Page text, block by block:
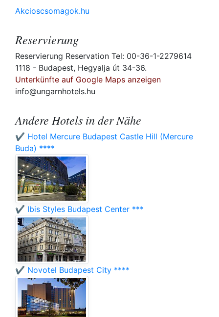
Akcioscsomagok.hu
Reservierung
Reservierung Reservation Tel: 00-36-1-2279614
1118 - Budapest, Hegyalja út 34-36.
Unterkünfte auf Google Maps anzeigen
info@ungarnhotels.hu
Andere Hotels in der Nähe
✔️ Hotel Mercure Budapest Castle Hill (Mercure
Buda) ****
✔️ Ibis Styles Budapest Center ***
✔️ Novotel Budapest City ****